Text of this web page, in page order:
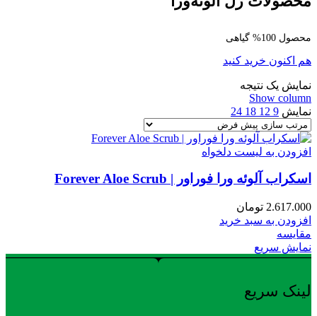
محصول 100% گیاهی
هم اکنون خرید کنید
نمایش یک نتیجه
Show column
نمایش 9
12
18
24
افزودن به لیست دلخواه
اسکراب آلوئه ورا فوراور | Forever Aloe Scrub
2.617.000 تومان
افزودن به سبد خرید
مقایسه
نمایش سریع
لینک سریع